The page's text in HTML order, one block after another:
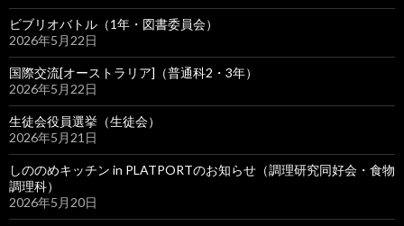
ビブリオバトル（1年・図書委員会）
2026年5月22日
国際交流[オーストラリア]（普通科2・3年）
2026年5月22日
生徒会役員選挙（生徒会）
2026年5月21日
しののめキッチン in PLATPORTのお知らせ（調理研究同好会・食物
調理科）
2026年5月20日